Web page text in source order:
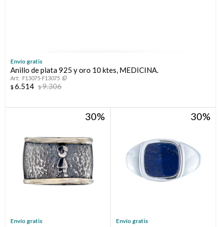
Envío gratis
Anillo de plata 925 y oro 10 ktes, MEDICINA.
F13075-F13075
$ 6.514 $9.306
30
Envío gratis
30
Envío gratis